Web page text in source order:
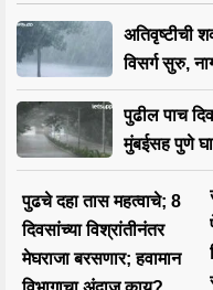
अतिवृष्टीची
विसर्ग सुरु,
पुढील पाच
मुंबईसह पुणे
पुढचे दहा तास महत्वाचे; 8
दिवसांच्या विश्रांतीनंतर
मेघराजा बरसणार; हवामान